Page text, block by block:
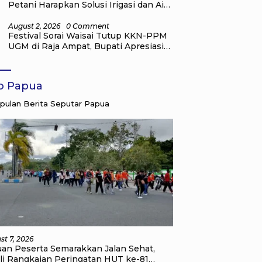
Petani Harapkan Solusi Irigasi dan Air
August 2, 2026 0 Comment
Festival Sorai Waisai Tutup KKN-PPM
UGM di Raja Ampat, Bupati Apresiasi
Masyarakat
Papua
Berita Seputar Papua
7, 2026
Peserta Semarakkan Jalan Sehat,
Rangkaian Peringatan HUT ke-81